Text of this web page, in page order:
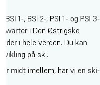
1-, BSI 2-, PSI 1- og PSI 3-
i Den Østrigske
i hele verden. Du kan
på ski.
midt imellem, har vi en ski-